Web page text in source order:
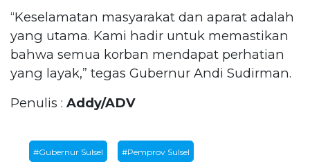
“Keselamatan masyarakat dan aparat adalah
yang utama. Kami hadir untuk memastikan
bahwa semua korban mendapat perhatian
yang layak,” tegas Gubernur Andi Sudirman.
Penulis : Addy/ADV
#Gubernur Sulsel #Pemprov Sulsel